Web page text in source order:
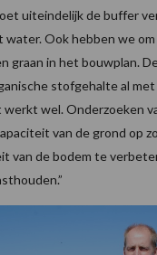
uiteindelijk de buffer
water. Ook hebben we
graan in het bouwplan.
stofgehalte al
werkt wel. Onderzoeken
van de grond op
van de bodem te